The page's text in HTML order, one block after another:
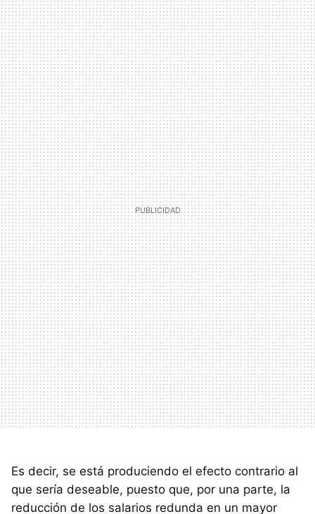
Es decir, se está produciendo el efecto contrario al
que sería deseable, puesto que, por una parte, la
reducción de los salarios redunda en un mayor